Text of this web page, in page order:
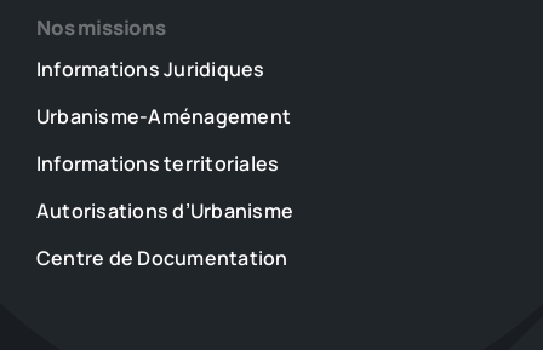
Nos missions
Informations Juridiques
Urbanisme-Aménagement
Informations territoriales
Autorisations d’Urbanisme
Centre de Documentation